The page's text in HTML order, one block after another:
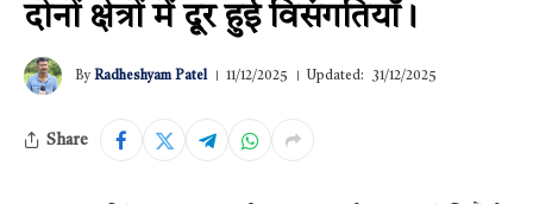
दोनों क्षेत्रों में दूर हुई विसंगतियाँ।
By Radheshyam Patel 11/12/2025 Updated: 31/12/2025
Share